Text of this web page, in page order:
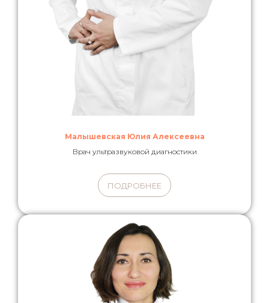
Малышевская Юлия Алексеевна
Врач ультразвуковой диагностики
ПОДРОБНЕЕ